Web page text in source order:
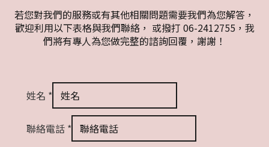
若您對我們的服務或有其他相關問題需要我們為您解答，
歡迎利用以下表格與我們聯絡， 或撥打 06-2412755，我
們將有專人為您做完整的諮詢回覆，謝謝！
姓名 *
聯絡電話 *